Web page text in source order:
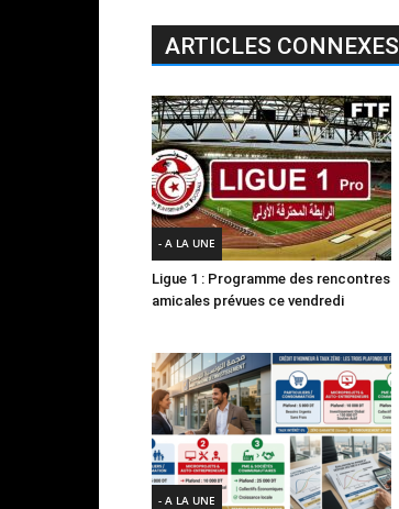
ARTICLES CONNEXES
- A LA UNE
Ligue 1 : Programme des rencontres
amicales prévues ce vendredi
- A LA UNE